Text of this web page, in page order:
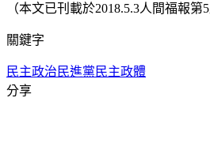
（本文已刊載於2018.5.3人間福報第
關鍵字
民主政治 民進黨 民主政體
分享